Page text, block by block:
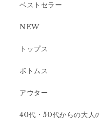
ベストセラー
NEW
トップス
ボトムス
アウター
40代・50代からの大人